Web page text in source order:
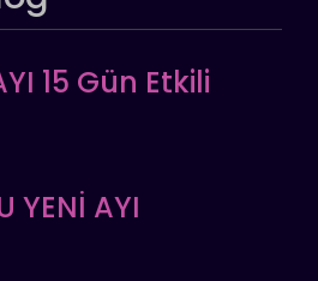
15 Gün Etkili
YENİ AYI